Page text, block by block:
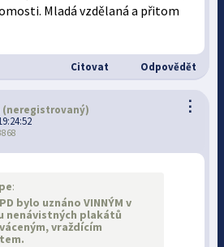
Mladá vzdělaná a přitom
Citovat Odpovědět
⋮
(neregistrovaný)
:
bylo uznáno VINNÝM v
nenávistných plakátů
vraždícím